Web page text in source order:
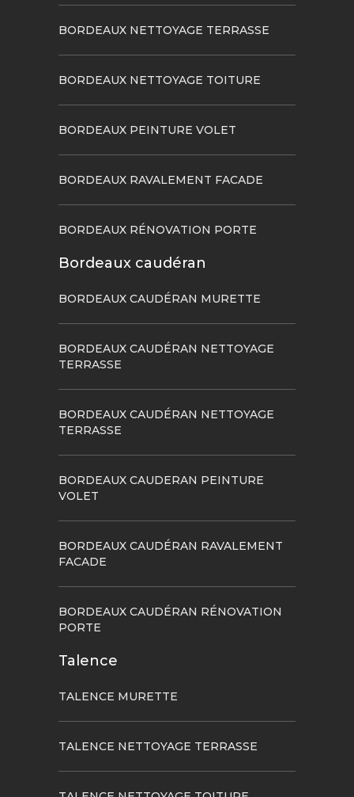
BORDEAUX NETTOYAGE TERRASSE
BORDEAUX NETTOYAGE TOITURE
BORDEAUX PEINTURE VOLET
BORDEAUX RAVALEMENT FACADE
BORDEAUX RÉNOVATION PORTE
Bordeaux caudéran
BORDEAUX CAUDÉRAN MURETTE
BORDEAUX CAUDÉRAN NETTOYAGE
TERRASSE
BORDEAUX CAUDÉRAN NETTOYAGE
TERRASSE
BORDEAUX CAUDERAN PEINTURE
VOLET
BORDEAUX CAUDÉRAN RAVALEMENT
FACADE
BORDEAUX CAUDÉRAN RÉNOVATION
PORTE
Talence
TALENCE MURETTE
TALENCE NETTOYAGE TERRASSE